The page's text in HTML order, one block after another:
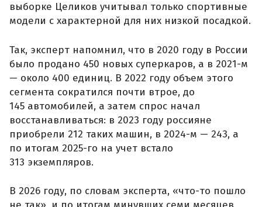
выборке Целиков учитывал только спортивные
модели с характерной для них низкой посадкой.
Так, эксперт напомнил, что в 2020 году в России
было продано 450 новых суперкаров, а в 2021-м
— около 400 единиц. В 2022 году объем этого
сегмента сократился почти втрое, до
145 автомобилей, а затем спрос начал
восстанавливаться: в 2023 году россияне
приобрели 212 таких машин, в 2024-м — 243, а
по итогам 2025-го на учет встало
313 экземпляров.
В 2026 году, по словам эксперта, «что-то пошло